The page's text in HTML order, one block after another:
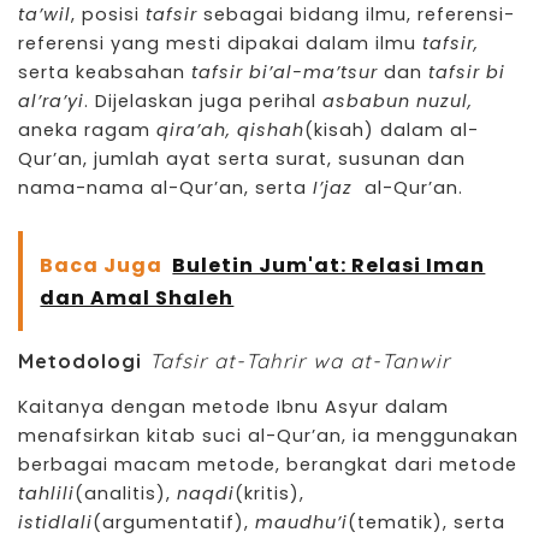
ta’wil, posisi tafsir sebagai bidang ilmu, referensi-
referensi yang mesti dipakai dalam ilmu tafsir,
serta keabsahan tafsir bi’al-ma’tsur dan tafsir bi
al’ra’yi. Dijelaskan juga perihal asbabun nuzul,
aneka ragam qira’ah, qishah(kisah) dalam al-
Qur’an, jumlah ayat serta surat, susunan dan
nama-nama al-Qur’an, serta I’jaz al-Qur’an.
Baca Juga Buletin Jum'at: Relasi Iman
dan Amal Shaleh
Metodologi Tafsir at-Tahrir wa at-Tanwir
Kaitanya dengan metode Ibnu Asyur dalam
menafsirkan kitab suci al-Qur’an, ia menggunakan
berbagai macam metode, berangkat dari metode
tahlili(analitis), naqdi(kritis),
istidlali(argumentatif), maudhu’i(tematik), serta